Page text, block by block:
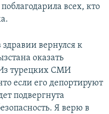
всех, кто
вернулся к
оказать
Из турецких СМИ
если его депортируют
подвергнута
Я верю в